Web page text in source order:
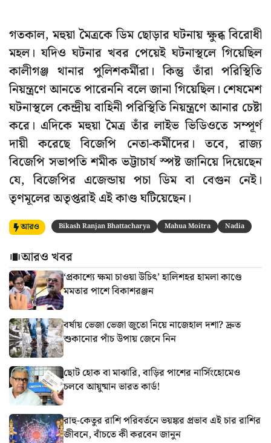
গতকাল, মহুয়া মৈত্রকে ডিম ছোড়ার ঘটনায় ক্ষুব্ধ বিরোধী
মহল। যদিও ঘটনার খবর পেয়েই ঘটনাস্থলে গিয়েছিল
কালীগঞ্জ থানার পুলিশকর্মীরা। কিন্তু তাঁরা পরিস্থিতি
নিয়ন্ত্রণে আনতে পারেননি বলে জানা গিয়েছিল। শেষমেশ
ঘটনাস্থলে কেন্দ্রীয় বাহিনী পরিস্থিতি নিয়ন্ত্রণে আনার চেষ্টা
করে। এদিকে মহুয়া মৈত্র তাঁর লাইভ ভিডিওতে সম্পূর্ণ
দায়ী করেছে বিজেপি নেতা-কর্মীদের। তবে, রাজ্য
বিজেপি সভাপতি শমীক ভট্টাচার্য স্পষ্ট জানিয়ে দিয়েছেন
যে, বিজেপির এজেন্ডায় পচা ডিম বা বেগুন নেই।
তৃণমূলের অতৃপ্তরাই এই কাণ্ড ঘটিয়েছেন।
আরও Bikash Ranjan Bhattacharya Mahua Moitra Nadia
আরও খবর
‘প্রকাশ্যে ক্ষমা চাওয়া উচিৎ’ হালিশহর হামলা কাণ্ডে
মমতার পাশে বিকাশরঞ্জন
বর্ষায় ভেজা ভেজা জুতো নিয়ে নাজেহাল দশা? দ্রুত
শুকানোর পাঁচ উপায় জেনে নিন
ছোট হোক বা মাঝারি, বাড়ির পাশের নার্সিংহোমেও
চলবে আয়ুষ্মান ভারত কার্ড!
রাহু-কেতুর রাশি পরিবর্তনে ভয়ঙ্কর প্রভাব এই চার রাশির
জীবনে, বাঁচতে কী করবেন জানুন